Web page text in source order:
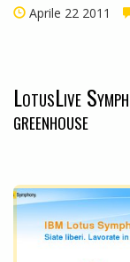
Aprile 22 2011
LotusLive
greenhouse